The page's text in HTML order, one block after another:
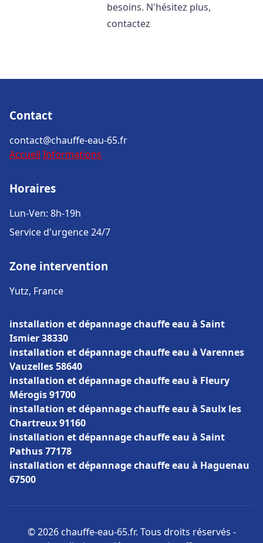
besoins. N'hésitez plus,
contactez
Contact
contact@chauffe-eau-65.fr
Accueil Informations
Horaires
Lun-Ven: 8h-19h
Service d'urgence 24/7
Zone intervention
Yutz, France
installation et dépannage chauffe eau à Saint
Ismier 38330
installation et dépannage chauffe eau à Varennes
Vauzelles 58640
installation et dépannage chauffe eau à Fleury
Mérogis 91700
installation et dépannage chauffe eau à Saulx les
Chartreux 91160
installation et dépannage chauffe eau à Saint
Pathus 77178
installation et dépannage chauffe eau à Haguenau
67500
© 2026 chauffe-eau-65.fr. Tous droits réservés -